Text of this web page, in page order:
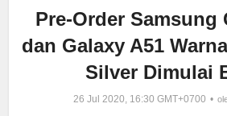
Pre-Order Samsung
dan Galaxy A51
Silver Dimulai
26 Jul 2020, 16:30 GMT+0700